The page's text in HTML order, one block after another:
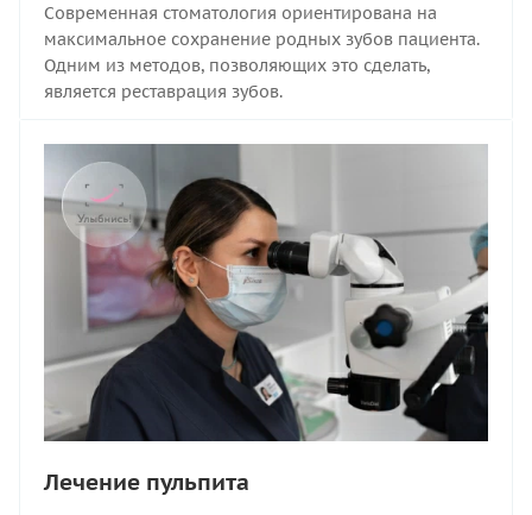
Современная стоматология ориентирована на
максимальное сохранение родных зубов пациента.
Одним из методов, позволяющих это сделать,
является реставрация зубов.
Лечение пульпита